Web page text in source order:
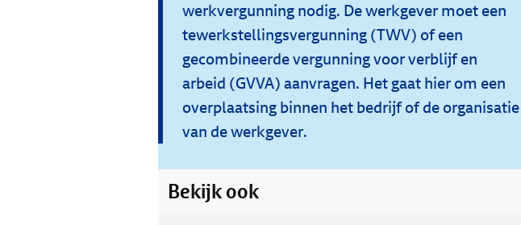
werkvergunning nodig. De werkgever moet een
tewerkstellingsvergunning (TWV) of een
gecombineerde vergunning voor verblijf en
arbeid (GVVA) aanvragen. Het gaat hier om een
overplaatsing binnen het bedrijf of de organisatie
van de werkgever.
Bekijk ook